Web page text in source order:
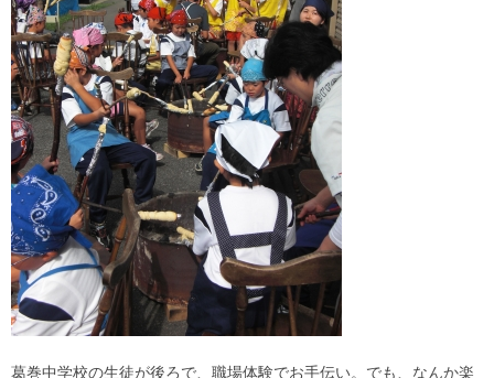
葛巻中学校の生徒が後ろで、職場体験でお手伝い。でも、なんか楽